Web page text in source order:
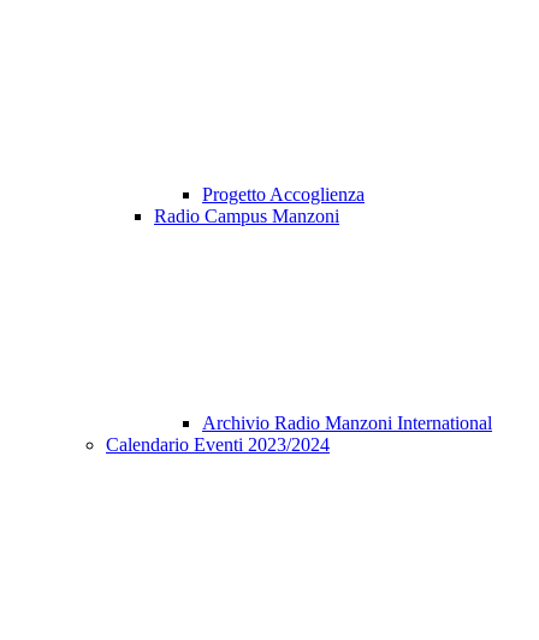
Progetto Accoglienza
Radio Campus Manzoni
Archivio Radio Manzoni International
Calendario Eventi 2023/2024